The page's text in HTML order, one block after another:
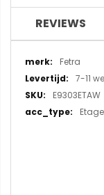
REVIEWS
Meer
informatie
Fetra
7-11
E9303ETAW